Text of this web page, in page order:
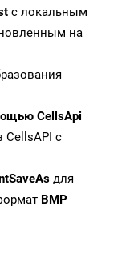
с локальным
на
CellsApi
CellsAPI с
для
BMP